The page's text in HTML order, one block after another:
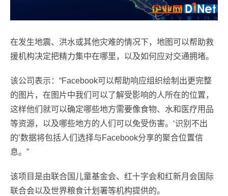
在发生地震、洪水或其他灾难的情况下，地图可以帮助救
援机构决定把精力集中在哪里，以及如何应对交通拥堵。
该公司表示：“Facebook可以帮助响应组织绘制出更完整
的图片，在图片中我们可以了解受影响的人所在的位置，
这样他们就可以确定哪些地方需要像食物、水和医疗用品
等资源，以及哪些地方的人们可以免受伤害。‘识别不出
的’数据将包括人们选择与Facebook分享的聚合位置信
息。”
该项目是由联合国儿童基金会、红十字会和红新月会国际
联合会以及世界粮食计划署等机构提供的。